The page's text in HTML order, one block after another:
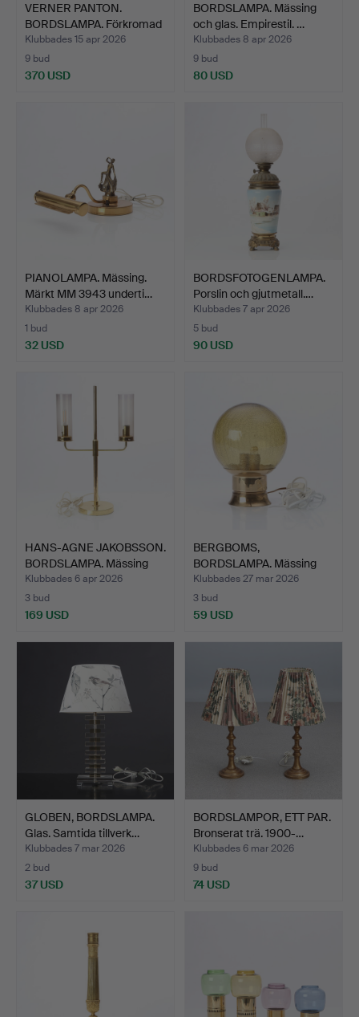
VERNER PANTON.
BORDSLAMPA. Förkromad
metal…
Klubbades 15 apr 2026
9 bud
370 USD
BORDSLAMPA. Mässing
och glas. Empirestil. …
Klubbades 8 apr 2026
9 bud
80 USD
PIANOLAMPA. Mässing.
Märkt MM 3943 underti…
Klubbades 8 apr 2026
1 bud
32 USD
BORDSFOTOGENLAMPA.
Porslin och gjutmetall.…
Klubbades 7 apr 2026
5 bud
90 USD
HANS-AGNE JAKOBSSON.
BORDSLAMPA. Mässing
m…
Klubbades 6 apr 2026
3 bud
169 USD
BERGBOMS,
BORDSLAMPA. Mässing
och glas. B-…
Klubbades 27 mar 2026
3 bud
59 USD
GLOBEN, BORDSLAMPA.
Glas. Samtida tillverk…
Klubbades 7 mar 2026
2 bud
37 USD
BORDSLAMPOR, ETT PAR.
Bronserat trä. 1900-…
Klubbades 6 mar 2026
9 bud
74 USD